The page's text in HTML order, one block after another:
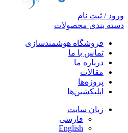
ورود / ثبت نام
دسته بندی محصولات
فروشگاه هوشمندسازی
تماس با ما
درباره ما
مقالات
پروژه‌ها
اپلیکشین‌ها
زبان سایت
فارسی
English